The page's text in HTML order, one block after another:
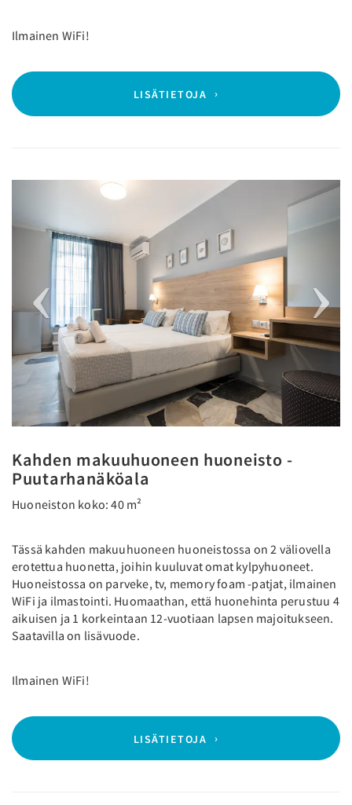
Ilmainen WiFi!
LISÄTIETOJA
Next
Kahden makuuhuoneen huoneisto -
Puutarhanäköala
Huoneiston koko: 40 m²
Tässä kahden makuuhuoneen huoneistossa on 2 väliovella
erotettua huonetta, joihin kuuluvat omat kylpyhuoneet.
Huoneistossa on parveke, tv, memory foam -patjat, ilmainen
WiFi ja ilmastointi. Huomaathan, että huonehinta perustuu 4
aikuisen ja 1 korkeintaan 12-vuotiaan lapsen majoitukseen.
Saatavilla on lisävuode.
Ilmainen WiFi!
LISÄTIETOJA